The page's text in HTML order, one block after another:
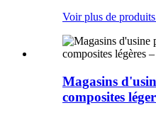
Voir plus de produits
Magasins
composites